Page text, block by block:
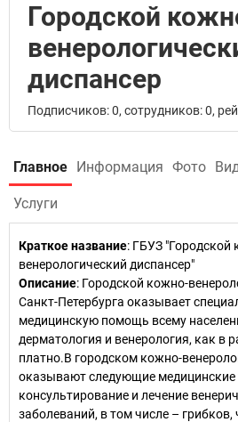
Городской
диспансер
Подписчиков: 0, сотрудников: 0,
Главное Информация Фото
Услуги
Краткое название: ГБУЗ "Городской
венерологический диспансер"
Описание: Городской кожно-
Санкт-Петербурга оказывает
медицинскую помощь всему
дерматология и венерология, как в
платно.В городском кожно-
оказывают следующие медицинские
консультирование и лечение
заболеваний, в том числе – грибков,